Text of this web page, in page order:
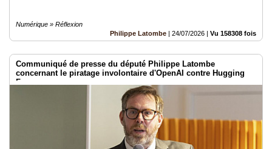
Numérique » Réflexion
Philippe Latombe | 24/07/2026 | Vu 158308 fois
Communiqué de presse du député Philippe Latombe
concernant le piratage involontaire d'OpenAI contre Hugging
Face